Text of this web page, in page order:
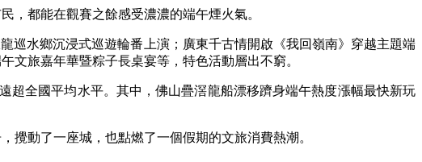
都能在觀賽之餘感受濃濃的端午煙火氣。
水鄉沉浸式巡遊輪番上演；廣東千古情開啟《我回嶺南》穿越主題端
文旅嘉年華暨粽子長桌宴等，特色活動層出不窮。
全國平均水平。其中，佛山疊滘龍船漂移躋身端午熱度漲幅最快新玩
動了一座城，也點燃了一個假期的文旅消費熱潮。